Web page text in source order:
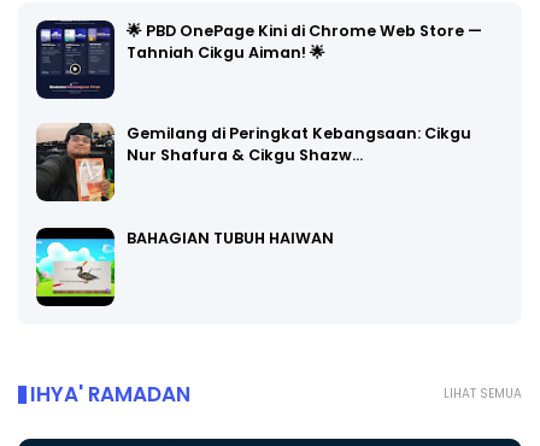
🌟 PBD OnePage Kini di Chrome Web Store —
Tahniah Cikgu Aiman! 🌟
Gemilang di Peringkat Kebangsaan: Cikgu
Nur Shafura & Cikgu Shazw…
BAHAGIAN TUBUH HAIWAN
LIHAT SEMUA
IHYA' RAMADAN